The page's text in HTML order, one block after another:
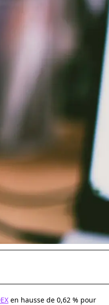
en hausse de 0,62 % pour